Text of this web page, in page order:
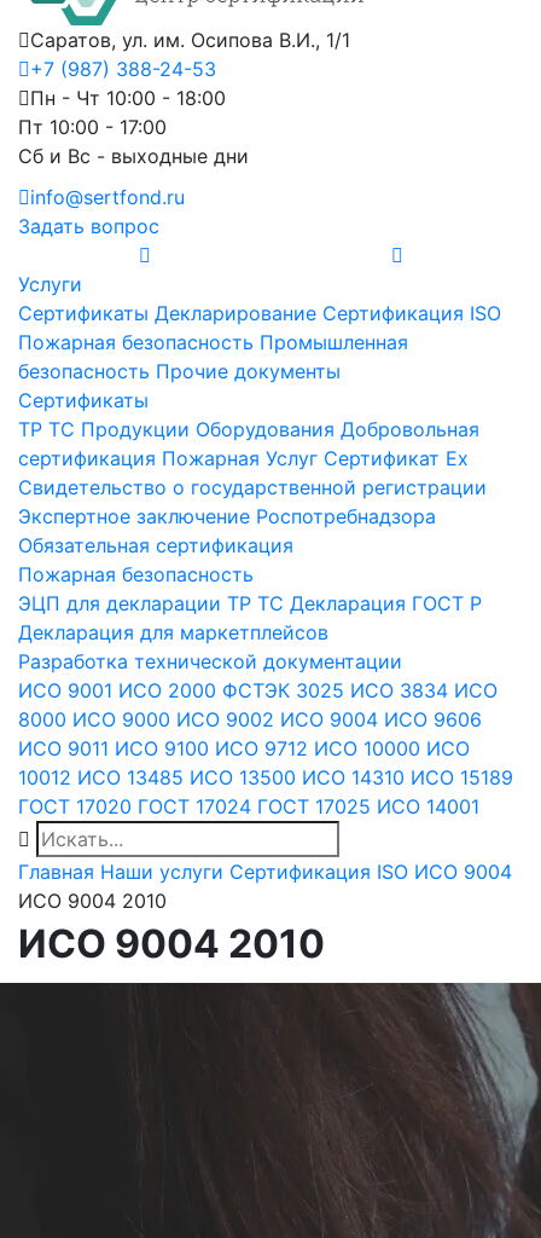
Саратов, ул. им. Осипова В.И., 1/1
+7 (987) 388-24-53
Пн - Чт 10:00 - 18:00
Пт 10:00 - 17:00
Сб и Вс - выходные дни
info@sertfond.ru
Задать вопрос
Услуги
Сертификаты Декларирование Сертификация ISO
Пожарная безопасность Промышленная
безопасность Прочие документы
Сертификаты
ТР ТС Продукции Оборудования Добровольная
сертификация Пожарная Услуг Сертификат Ex
Свидетельство о государственной регистрации
Экспертное заключение Роспотребнадзора
Обязательная сертификация
Пожарная безопасность
ЭЦП для декларации ТР ТС Декларация ГОСТ Р
Декларация для маркетплейсов
Разработка технической документации
ИСО 9001 ИСО 2000 ФСТЭК 3025 ИСО 3834 ИСО
8000 ИСО 9000 ИСО 9002 ИСО 9004 ИСО 9606
ИСО 9011 ИСО 9100 ИСО 9712 ИСО 10000 ИСО
10012 ИСО 13485 ИСО 13500 ИСО 14310 ИСО 15189
ГОСТ 17020 ГОСТ 17024 ГОСТ 17025 ИСО 14001
Главная Наши услуги Сертификация ISO ИСО 9004
ИСО 9004 2010
ИСО 9004 2010